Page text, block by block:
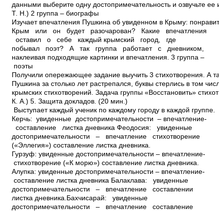
данными выберите одну достопримечательность и озвучьте ее
Т. Н.) 2 группа – биографы
Изучает впечатления Пушкина об увиденном в Крыму:
Крым или он будет разочарован? Какие впечатления
оставил о себе каждый крымский город, где
побывал поэт? А так группа работает с дневником,
наклеивая подходящие картинки и впечатления. 3 группа –
поэты
Получили опережающее задание выучить 3 стихотворения. А
Пушкина за столько лет растрепался, буквы стерлись в том
крымских стихотворений. Задача группы «Восстановить»
К. А.) 5. Защита докладов. (20 мин.)
Выступает каждый ученик по каждому городу в каждой группе.
Керчь: увиденные достопримечательности – впечатление­
составление листка дневника Феодосия: увиденные
достопримечательности – впечатление­ стихотворение
(«Эллегия»)­ составление листка дневника.
Гурзуф: увиденные достопримечательности – впечатление­
стихотворение («К морю»)­ составление листка дневника.
Алупка: увиденные достопримечательности – впечатление­
составление листка дневника Балаклава: увиденные
достопримечательности – впечатление­ составлении
листка дневника.Бахчисарай: увиденные
достопримечательности – впечатление­ составление